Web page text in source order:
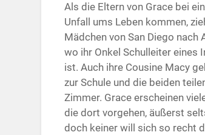
Als die Eltern von Grace bei
Unfall ums Leben kommen,
Mädchen von San Diego nach
wo ihr Onkel Schulleiter eines
ist. Auch ihre Cousine Macy
zur Schule und die beiden
Zimmer. Grace erscheinen
die dort vorgehen, äußerst
doch keiner will sich so recht